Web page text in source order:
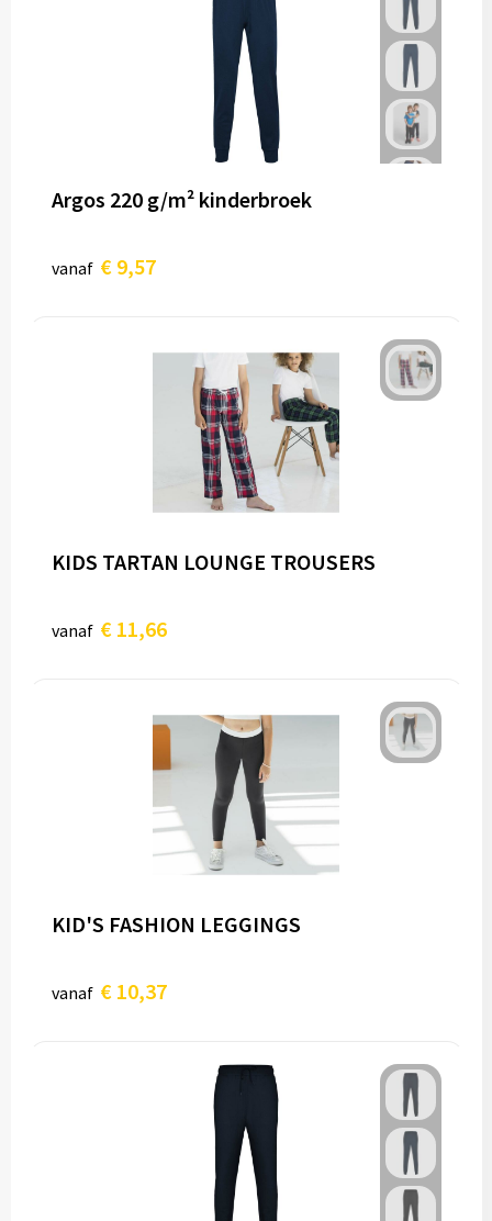
Argos 220 g/m² kinderbroek
vanaf € 9,57
KIDS TARTAN LOUNGE TROUSERS
vanaf € 11,66
KID'S FASHION LEGGINGS
vanaf € 10,37